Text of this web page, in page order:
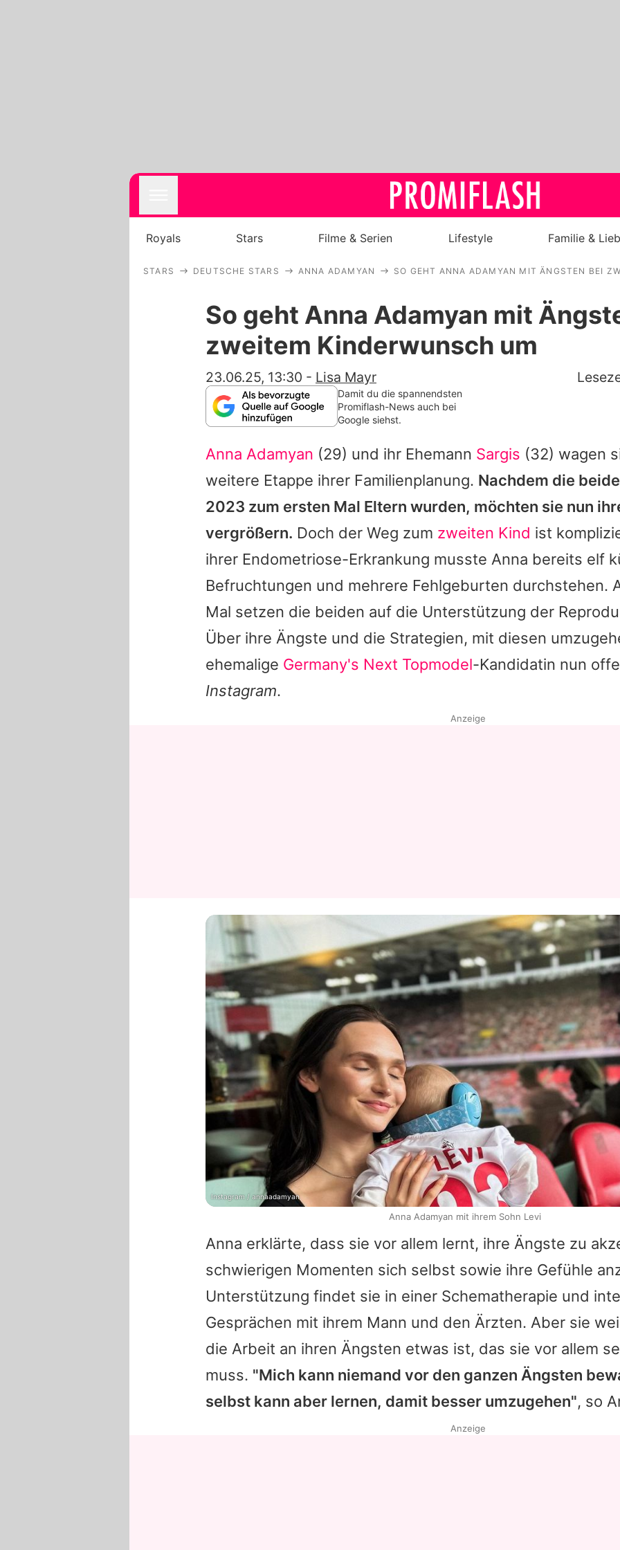
Royals
Filme & Serien
Familie & Liebe
Alle Themen auf Promiflash
App runterladen
Team
Redaktionelle Richtlinien
Impressum
Datenschutzerklärung
Nutzungsbedingungen
Royals Stars Filme & Serien Lifestyle Familie &
STARS DEUTSCHE STARS ANNA ADAMYAN SO GEHT ANNA ADAMYAN MIT ÄNGSTEN BEI
So geht Anna Adamyan mit
zweitem Kinderwunsch um
23.06.25, 13:30 - Lisa Mayr
Damit du die spannendsten
Promiflash-News auch bei
Google siehst.
Anna Adamyan (29) und ihr Ehemann Sargis (32) wagen
weitere Etappe ihrer Familienplanung. Nachdem die
2023 zum ersten Mal Eltern wurden, möchten sie nun
vergrößern. Doch der Weg zum zweiten Kind ist
ihrer Endometriose-Erkrankung musste Anna bereits elf
Befruchtungen und mehrere Fehlgeburten durchstehen.
Mal setzen die beiden auf die Unterstützung der
Über ihre Ängste und die Strategien, mit diesen
ehemalige Germany's Next Topmodel-Kandidatin nun
Instagram.
Anna erklärte, dass sie vor allem lernt, ihre Ängste zu
schwierigen Momenten sich selbst sowie ihre Gefühle
Unterstützung findet sie in einer Schematherapie und
Gesprächen mit ihrem Mann und den Ärzten. Aber sie
die Arbeit an ihren Ängsten etwas ist, das sie vor allem
muss. "Mich kann niemand vor den ganzen Ängsten
selbst kann aber lernen, damit besser umzugehen", so
Anzeige
Instagram / annaadamyan
Anna Adamyan mit ihrem Sohn Levi
Anzeige